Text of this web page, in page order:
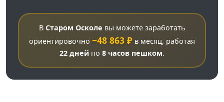
В Старом Осколе вы можете заработать
ориентировочно ~48 863 ₽ в месяц, работая
22 дней по 8 часов пешком.